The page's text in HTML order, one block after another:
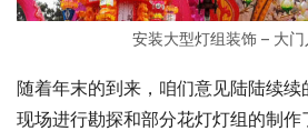
安装大型灯组装饰 – 大
随着年末的到来，咱们意见陆陆续
现场进行勘探和部分花灯灯组的制